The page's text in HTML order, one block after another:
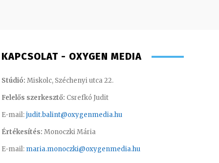
KAPCSOLAT - OXYGEN MEDIA
Stúdió: Miskolc, Széchenyi utca 22.
Felelős szerkesztő: Csrefkó Judit
E-mail:judit.balint@oxygenmedia.hu
Értékesítés: Monoczki Mária
E-mail: maria.monoczki@oxygenmedia.hu